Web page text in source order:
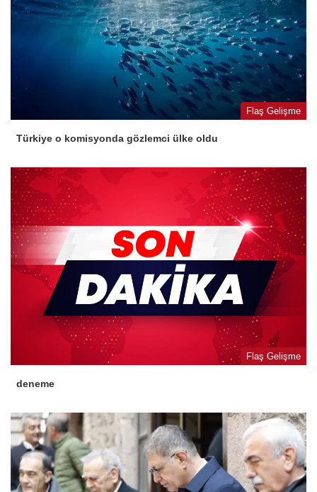
Flaş Gelişme
Türkiye o komisyonda gözlemci ülke oldu
Flaş Gelişme
deneme